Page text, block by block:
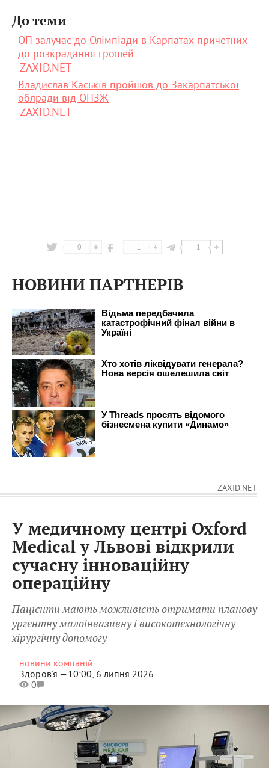
До теми
ОП залучає до Олімпіади в Карпатах причетних
до розкрадання грошей
ZAXID.NET
Владислав Каськів пройшов до Закарпатської
облради від ОПЗЖ
ZAXID.NET
0 1 1
НОВИНИ ПАРТНЕРІВ
ZAXID.NET
У медичному центрі Oxford
Medical у Львові відкрили
сучасну інноваційну
операційну
Пацієнти мають можливість отримати планову
ургентну малоінвазивну і високотехнологічну
хірургічну допомогу
новини компаній
Здоров'я —10:00, 6 липня 2026
0